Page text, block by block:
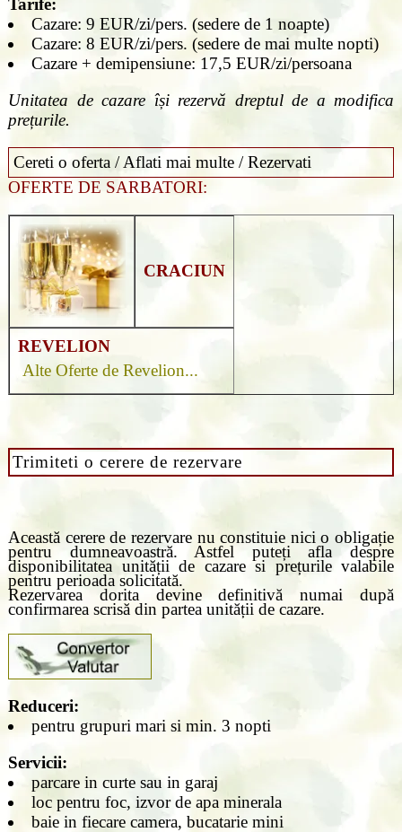
Tarife:
Cazare: 9 EUR/zi/pers. (sedere de 1 noapte)
Cazare: 8 EUR/zi/pers. (sedere de mai multe nopti)
Cazare + demipensiune: 17,5 EUR/zi/persoana
Unitatea de cazare își rezervă dreptul de a modifica
prețurile.
Cereti o oferta / Aflati mai multe / Rezervati
OFERTE DE SARBATORI:
CRACIUN
REVELION
Alte Oferte de Revelion...
Trimiteti o cerere de rezervare
Această cerere de rezervare nu constituie nici o obligație
pentru dumneavoastră. Astfel puteți afla despre
disponibilitatea unității de cazare si prețurile valabile
pentru perioada solicitată.
Rezervarea dorita devine definitivă numai după
confirmarea scrisă din partea unității de cazare.
Reduceri:
pentru grupuri mari si min. 3 nopti
Servicii:
parcare in curte sau in garaj
loc pentru foc, izvor de apa minerala
baie in fiecare camera, bucatarie mini